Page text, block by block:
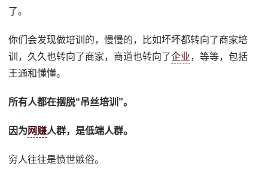
了。
你们会发现做培训的，慢慢的，比如坏坏都转向了商家培
训，久久也转向了商家，商道也转向了企业，等等，包括
王通和懂懂。
所有人都在摆脱“吊丝培训”。
因为 网赚人群，是低端人群。
穷人往往是愤世嫉俗。